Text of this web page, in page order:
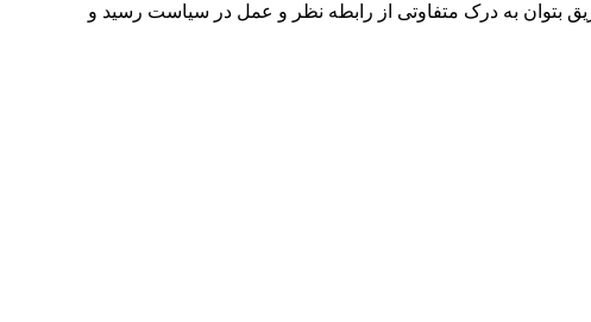
بتوان به درک متفاوتی از رابطه نظر و عمل در سیاست رسید و